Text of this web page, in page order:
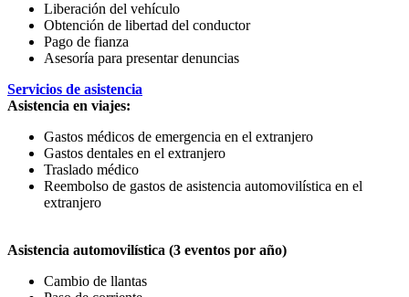
Liberación del vehículo
Obtención de libertad del conductor
Pago de fianza
Asesoría para presentar denuncias
Servicios de asistencia
Asistencia en viajes:
Gastos médicos de emergencia en el extranjero
Gastos dentales en el extranjero
Traslado médico
Reembolso de gastos de asistencia automovilística en el
extranjero
Asistencia automovilística (3 eventos por año)
Cambio de llantas